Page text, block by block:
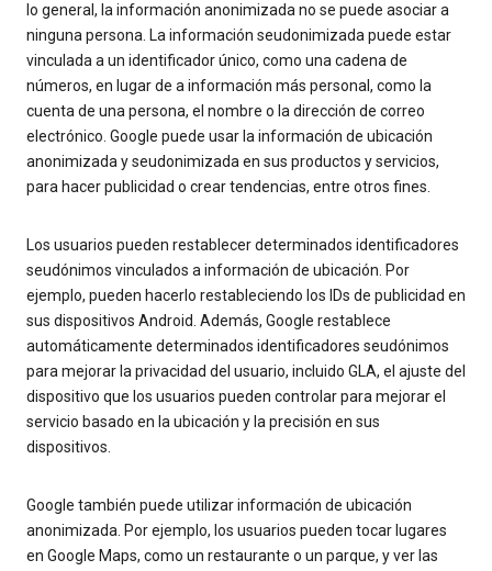
lo general, la información anonimizada no se puede asociar a
ninguna persona. La información seudonimizada puede estar
vinculada a un identificador único, como una cadena de
números, en lugar de a información más personal, como la
cuenta de una persona, el nombre o la dirección de correo
electrónico. Google puede usar la información de ubicación
anonimizada y seudonimizada en sus productos y servicios,
para hacer publicidad o crear tendencias, entre otros fines.
Los usuarios pueden restablecer determinados identificadores
seudónimos vinculados a información de ubicación. Por
ejemplo, pueden hacerlo restableciendo los IDs de publicidad en
sus dispositivos Android. Además, Google restablece
automáticamente determinados identificadores seudónimos
para mejorar la privacidad del usuario, incluido GLA, el ajuste del
dispositivo que los usuarios pueden controlar para mejorar el
servicio basado en la ubicación y la precisión en sus
dispositivos.
Google también puede utilizar información de ubicación
anonimizada. Por ejemplo, los usuarios pueden tocar lugares
en Google Maps, como un restaurante o un parque, y ver las